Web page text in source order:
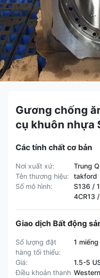
Gương chống
cụ khuôn nhựa
Các tính chất cơ bản
Nơi xuất xứ:
Trung
Tên thương hiệu:
takford
Số mô hình:
S136 /
4CR13
Giao dịch Bất động
Số lượng đặt
hàng tối thiểu:
1 miếng
Giá:
1.5-5
Điều khoản thanh